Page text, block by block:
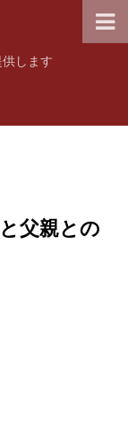
します
父親との